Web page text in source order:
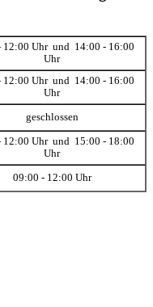
12:00 Uhr und 14:00 - 16:00
Uhr
12:00 Uhr und 14:00 - 16:00
Uhr
geschlossen
12:00 Uhr und 15:00 - 18:00
Uhr
09:00 - 12:00 Uhr